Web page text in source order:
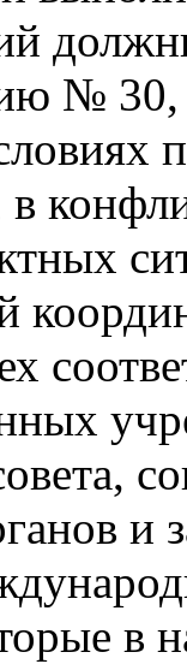
№
в
и
в